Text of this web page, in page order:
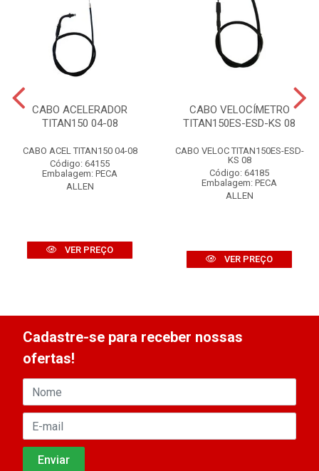
CABO ACELERADOR
TITAN150 04-08
CABO ACEL TITAN150 04-08
Código: 64155
Embalagem: PECA
ALLEN
VER PREÇO
CABO VELOCÍMETRO
TITAN150ES-ESD-KS 08
CABO VELOC TITAN150ES-ESD-
KS 08
Código: 64185
Embalagem: PECA
ALLEN
VER PREÇO
Cadastre-se para receber nossas
ofertas!